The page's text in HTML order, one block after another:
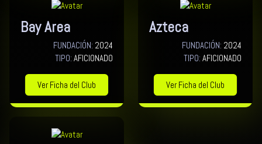
Bay Area
FUNDACIÓN: 2024
TIPO: AFICIONADO
Ver Ficha del Club
Azteca
FUNDACIÓN: 2024
TIPO: AFICIONADO
Ver Ficha del Club